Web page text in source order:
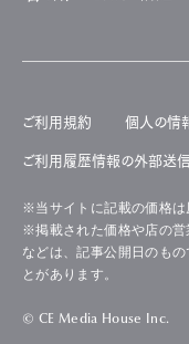
ご利用規約 個人の情
ご利用履歴情報の外部送
※当サイトに記載の価格は
※掲載された価格や店の営
などは、記事公開日のも
とがあります。
© CE Media House Inc.